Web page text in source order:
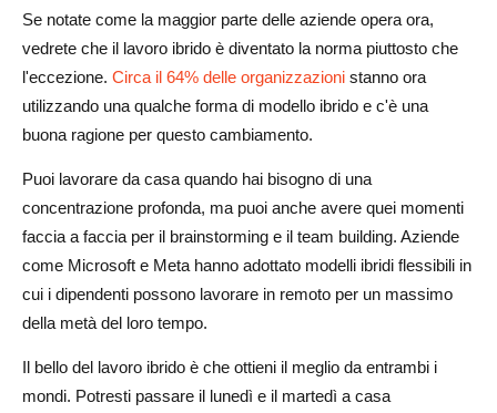
Se notate come la maggior parte delle aziende opera ora,
vedrete che il lavoro ibrido è diventato la norma piuttosto che
l'eccezione. Circa il 64% delle organizzazioni stanno ora
utilizzando una qualche forma di modello ibrido e c'è una
buona ragione per questo cambiamento.
Puoi lavorare da casa quando hai bisogno di una
concentrazione profonda, ma puoi anche avere quei momenti
faccia a faccia per il brainstorming e il team building. Aziende
come Microsoft e Meta hanno adottato modelli ibridi flessibili in
cui i dipendenti possono lavorare in remoto per un massimo
della metà del loro tempo.
Il bello del lavoro ibrido è che ottieni il meglio da entrambi i
mondi. Potresti passare il lunedì e il martedì a casa